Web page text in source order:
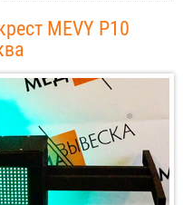
MEVY P10